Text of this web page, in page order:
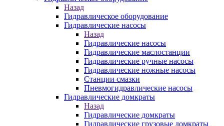
Назад
Гидравлическое оборудование
Гидравлические насосы
Назад
Гидравлические насосы
Гидравлические маслостанции
Гидравлические ручные насосы
Гидравлические ножные насосы
Станции смазки
Пневмогидравлические насосы
Гидравлические домкраты
Назад
Гидравлические домкраты
Гидравлические грузовые домкраты